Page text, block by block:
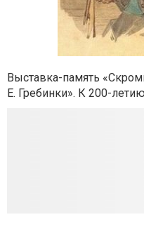
Выставка-память
Е. Гребинки». К 200-